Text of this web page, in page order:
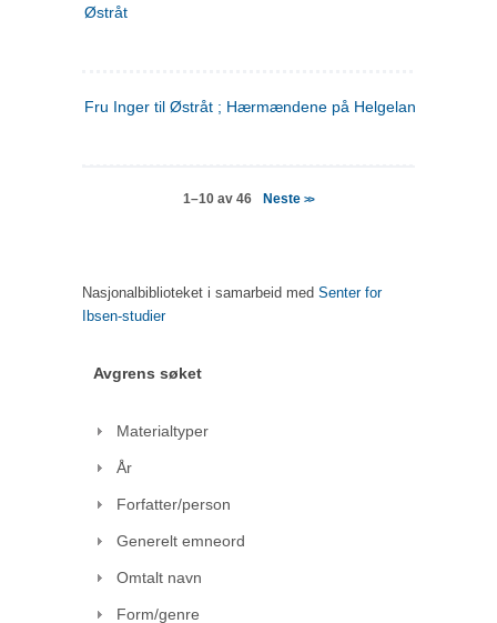
Østråt
Fru Inger til Østråt ; Hærmændene på Helgeland
1–10 av 46 Neste>>
Nasjonalbiblioteket i samarbeid med Senter for
Ibsen-studier
Avgrens søket
Materialtyper
År
Forfatter/person
Generelt emneord
Omtalt navn
Form/genre